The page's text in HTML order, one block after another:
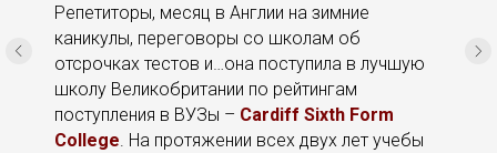
Репетиторы, месяц в Англии на зимние
каникулы, переговоры со школам об
отсрочках тестов и…она поступила в лучшую
школу Великобритании по рейтингам
поступления в ВУЗы – Cardiff Sixth Form
College. На протяжении всех двух лет учебы